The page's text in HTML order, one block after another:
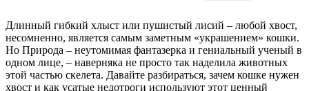
Длинный гибкий хлыст или пушистый лисий – любой хвост,
несомненно, является самым заметным «украшением» кошки.
Но Природа – неутомимая фантазерка и гениальный ученый в
одном лице, – наверняка не просто так наделила животных
этой частью скелета. Давайте разбираться, зачем кошке нужен
хвост и как усатые недотроги используют этот ценный